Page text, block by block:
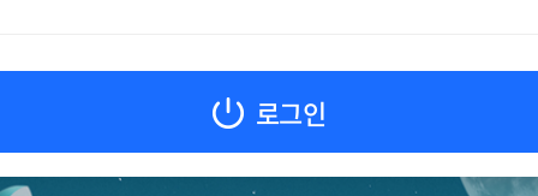
로그인